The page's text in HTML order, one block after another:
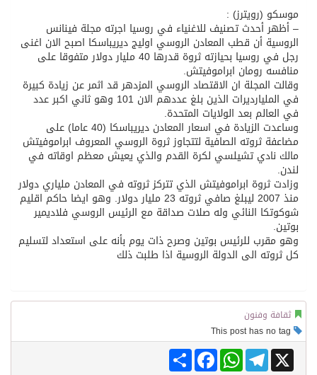
ثلة من الضابطات في الجييش الكويتي
كسوة الكعبة تعتلي البيت العتيق
“سبيس إكس” تطلق 24 قمرًا صناعيًا جديدًا إلى الفضاء
موسكو (رويترز) :
– أظهر أحدث تصنيف للاغنياء في روسيا اجرته مجلة فينانس
الروسية أن قطب المعادن الروسي اوليج ديريباسكا اصبح الان اغنى
رجل في روسيا بحيازته ثروة قدرها 40 مليار دولار متفوقا على
منافسه رومان ابراموفيتش.
وقالت المجلة ان الاقتصاد الروسي المزدهر قد اثمر عن زيادة كبيرة
في المليارديرات الذين بلغ عددهم الان 101 وهو ثاني اكبر عدد
في العالم بعد الولايات المتحدة.
وساعدت الزيادة في اسعار المعادن ديريباسكا (40 عاما) على
مضاعفة ثروته الصافية لتتجاوز ثروة الروسي المعروف ابراموفيتش
مالك نادي تشيلسي لكرة القدم والذي يعيش معظم اوقاته في
لندن.
وزادت ثروة ابراموفيتش الذي تتركز ثروته في المعادن ملياري دولار
منذ 2007 ليبلغ صافي ثروته 23 مليار دولار. وهو ايضا حاكم اقليم
شوكوتكا النائي وله صلات صداقة مع الرئيس الروسي فلاديمير
بوتين.
وهو مقرب للرئيس بوتين وصرح ذات يوم بأنه على استعداد لتسليم
كل ثروته الى الدولة الروسية اذا طلبت ذلك
ثقافة وفنون
Share
FacebookWhatsAppTelegram X